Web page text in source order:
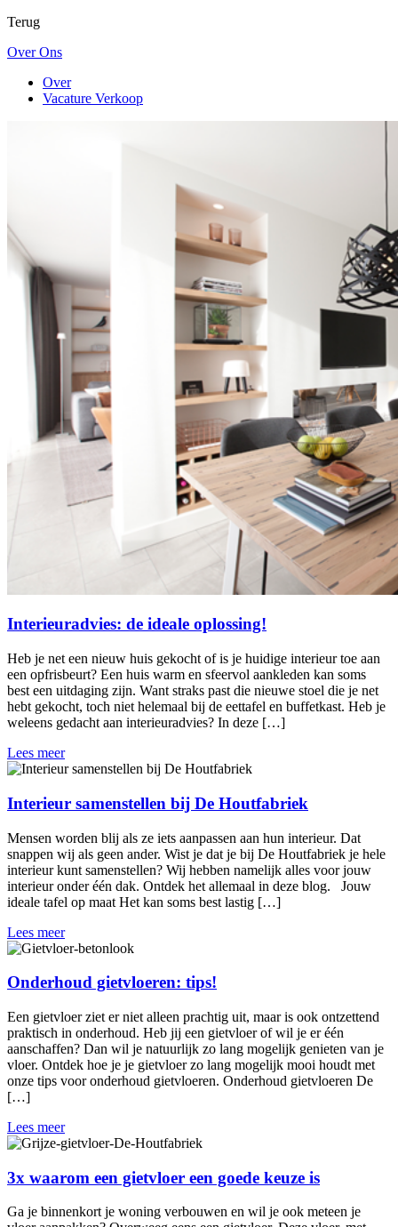
Terug
Over Ons
Over
Vacature Verkoop
Interieuradvies: de ideale oplossing!
Heb je net een nieuw huis gekocht of is je huidige interieur toe aan
een opfrisbeurt? Een huis warm en sfeervol aankleden kan soms
best een uitdaging zijn. Want straks past die nieuwe stoel die je net
hebt gekocht, toch niet helemaal bij de eettafel en buffetkast. Heb je
weleens gedacht aan interieuradvies? In deze […]
Lees meer
Interieur samenstellen bij De Houtfabriek
Mensen worden blij als ze iets aanpassen aan hun interieur. Dat
snappen wij als geen ander. Wist je dat je bij De Houtfabriek je hele
interieur kunt samenstellen? Wij hebben namelijk alles voor jouw
interieur onder één dak. Ontdek het allemaal in deze blog. Jouw
ideale tafel op maat Het kan soms best lastig […]
Lees meer
Onderhoud gietvloeren: tips!
Een gietvloer ziet er niet alleen prachtig uit, maar is ook ontzettend
praktisch in onderhoud. Heb jij een gietvloer of wil je er één
aanschaffen? Dan wil je natuurlijk zo lang mogelijk genieten van je
vloer. Ontdek hoe je je gietvloer zo lang mogelijk mooi houdt met
onze tips voor onderhoud gietvloeren. Onderhoud gietvloeren De
[…]
Lees meer
3x waarom een gietvloer een goede keuze is
Ga je binnenkort je woning verbouwen en wil je ook meteen je